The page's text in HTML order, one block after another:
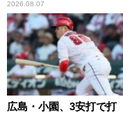
2026.08.07
広島・小園、3安打で打